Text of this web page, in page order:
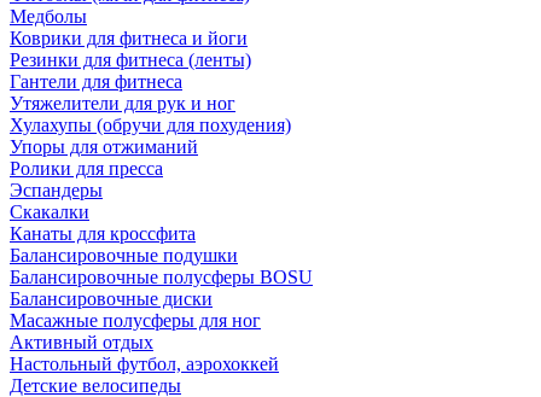
Медболы
Коврики для фитнеса и йоги
Резинки для фитнеса (ленты)
Гантели для фитнеса
Утяжелители для рук и ног
Хулахупы (обручи для похудения)
Упоры для отжиманий
Ролики для пресса
Эспандеры
Скакалки
Канаты для кроссфита
Балансировочные подушки
Балансировочные полусферы BOSU
Балансировочные диски
Масажные полусферы для ног
Активный отдых
Настольный футбол, аэрохоккей
Детские велосипеды